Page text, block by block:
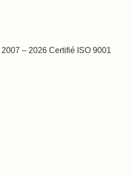
2007 – 2026 Certifié ISO 9001